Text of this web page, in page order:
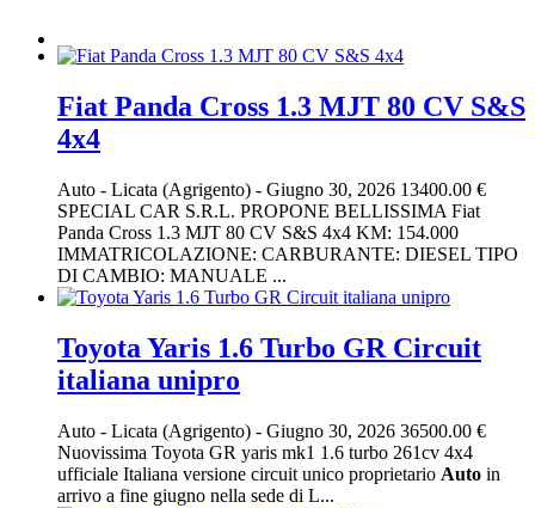
Fiat Panda Cross 1.3 MJT 80 CV S&S
4x4
Auto - Licata (Agrigento) - Giugno 30, 2026 13400.00 €
SPECIAL CAR S.R.L. PROPONE BELLISSIMA Fiat
Panda Cross 1.3 MJT 80 CV S&S 4x4 KM: 154.000
IMMATRICOLAZIONE: CARBURANTE: DIESEL TIPO
DI CAMBIO: MANUALE ...
Toyota Yaris 1.6 Turbo GR Circuit
italiana unipro
Auto - Licata (Agrigento) - Giugno 30, 2026 36500.00 €
Nuovissima Toyota GR yaris mk1 1.6 turbo 261cv 4x4
ufficiale Italiana versione circuit unico proprietario Auto in
arrivo a fine giugno nella sede di L...